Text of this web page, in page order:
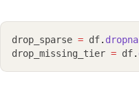
drop_sparse = df. dropna
drop_missing_tier = df.